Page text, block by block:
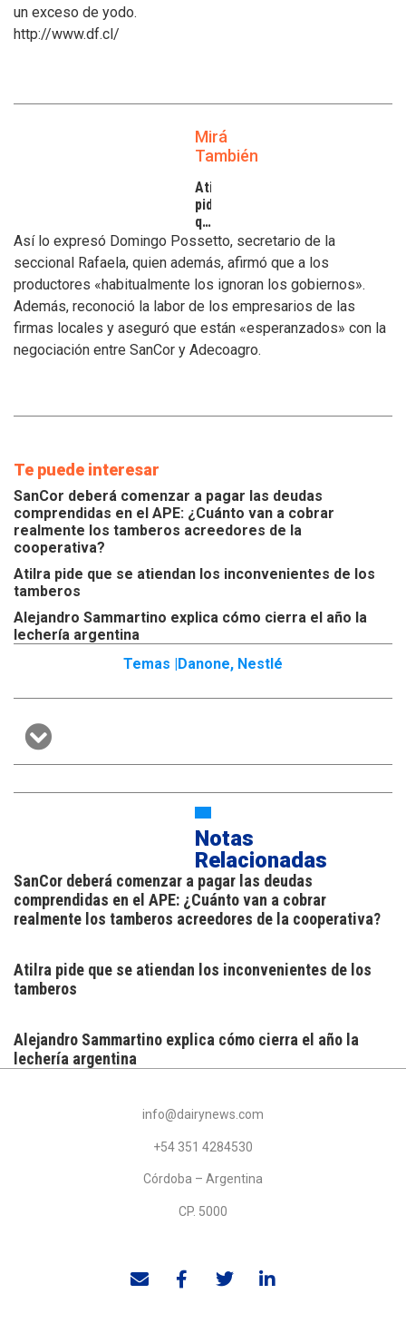
un exceso de yodo.
http://www.df.cl/
Mirá
También
Atilra
pide
que
se
atiendan
inconvenientes
de
los
tamberos
Así lo expresó Domingo Possetto, secretario de la
seccional Rafaela, quien además, afirmó que a los
productores «habitualmente los ignoran los gobiernos».
Además, reconoció la labor de los empresarios de las
firmas locales y aseguró que están «esperanzados» con la
negociación entre SanCor y Adecoagro.
Te puede interesar
SanCor deberá comenzar a pagar las deudas
comprendidas en el APE: ¿Cuánto van a cobrar
realmente los tamberos acreedores de la
cooperativa?
Atilra pide que se atiendan los inconvenientes de los
tamberos
Alejandro Sammartino explica cómo cierra el año la
lechería argentina
Temas |
Danone, Nestlé
Notas
Relacionadas
SanCor deberá comenzar a pagar las deudas
comprendidas en el APE: ¿Cuánto van a cobrar
realmente los tamberos acreedores de la cooperativa?
Atilra pide que se atiendan los inconvenientes de los
tamberos
Alejandro Sammartino explica cómo cierra el año la
lechería argentina
info@dairynews.com
+54 351 4284530
Córdoba – Argentina
CP. 5000